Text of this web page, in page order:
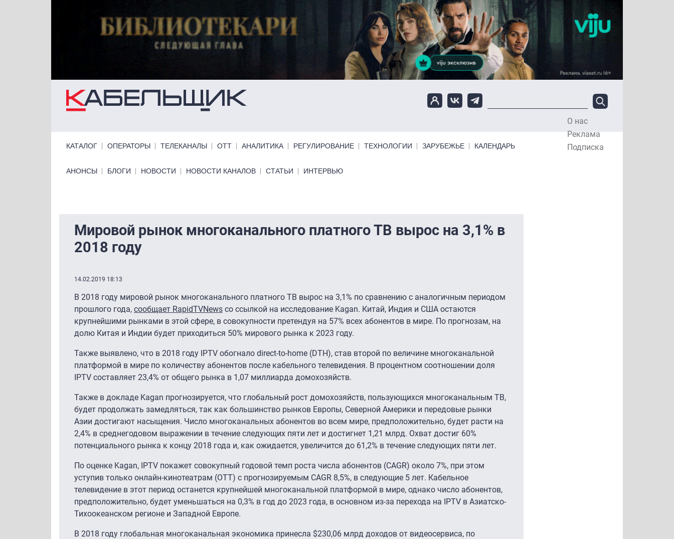
О нас
Реклама
Подписка
КАТАЛОГ ОПЕРАТОРЫ ТЕЛЕКАНАЛЫ ОТТ АНАЛИТИКА РЕГУЛИРОВАНИЕ ТЕХНОЛОГИИ ЗАРУБЕЖЬЕ КАЛЕНДАРЬ
Primary links bottom
АНОНСЫ БЛОГИ НОВОСТИ НОВОСТИ КАНАЛОВ СТАТЬИ ИНТЕРВЬЮ
Мировой рынок многоканального платного ТВ вырос на 3,1% в
2018 году
14.02.2019 18:13
В 2018 году мировой рынок многоканального платного ТВ вырос на 3,1% по сравнению с аналогичным периодом
прошлого года, сообщает RapidTVNews со ссылкой на исследование Kagan. Китай, Индия и США остаются
крупнейшими рынками в этой сфере, в совокупности претендуя на 57% всех абонентов в мире. По прогнозам, на
долю Китая и Индии будет приходиться 50% мирового рынка к 2023 году.
Также выявлено, что в 2018 году IPTV обогнало direct-to-home (DTH), став второй по величине многоканальной
платформой в мире по количеству абонентов после кабельного телевидения. В процентном соотношении доля
IPTV составляет 23,4% от общего рынка в 1,07 миллиарда домохозяйств.
Также в докладе Kagan прогнозируется, что глобальный рост домохозяйств, пользующихся многоканальным ТВ,
будет продолжать замедляться, так как большинство рынков Европы, Северной Америки и передовые рынки
Азии достигают насыщения. Число многоканальных абонентов во всем мире, предположительно, будет расти на
2,4% в среднегодовом выражении в течение следующих пяти лет и достигнет 1,21 млрд. Охват достиг 60%
потенциального рынка к концу 2018 года и, как ожидается, увеличится до 61,2% в течение следующих пяти лет.
По оценке Kagan, IPTV покажет совокупный годовой темп роста числа абонентов (CAGR) около 7%, при этом
уступив только онлайн-кинотеатрам (ОТТ) с прогнозируемым CAGR 8,5%, в следующие 5 лет. Кабельное
телевидение в этот период останется крупнейшей многоканальной платформой в мире, однако число абонентов,
предположительно, будет уменьшаться на 0,3% в год до 2023 года, в основном из-за перехода на IPTV в Азиатско-
Тихоокеанском регионе и Западной Европе.
В 2018 году глобальная многоканальная экономика принесла $230,06 млрд доходов от видеосервиса, по